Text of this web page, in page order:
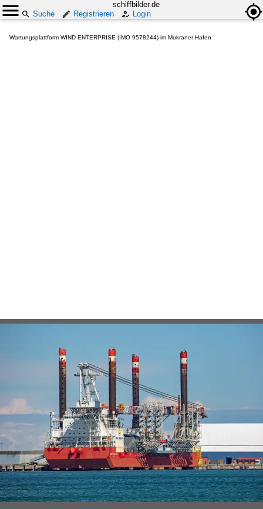
schiffbilder.de
Suche
Registrieren Login
Wartungsplattform WIND ENTERPRISE (IMO 9578244) im Mukraner Hafen